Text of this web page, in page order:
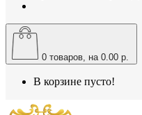
0 товаров, на 0.00 р.
В корзине пусто!